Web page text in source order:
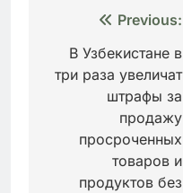
Навигация
по
записям
Previous:
В Узбекистане в
три раза увеличат
штрафы за
продажу
просроченных
товаров и
продуктов без